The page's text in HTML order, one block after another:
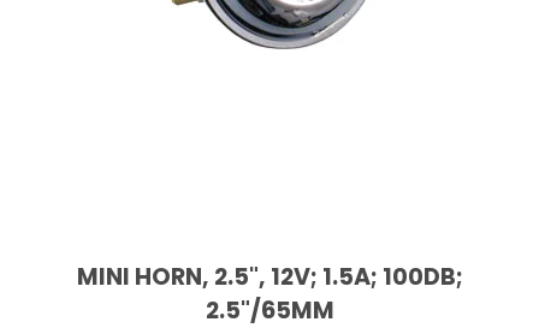
MINI HORN, 2.5", 12V; 1.5A; 100DB;
2.5"/65MM